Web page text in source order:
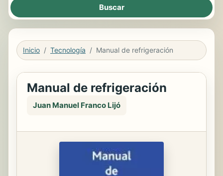
Inicio Tecnología Manual de refrigeración
Manual de refrigeración
Juan Manuel Franco Lijó